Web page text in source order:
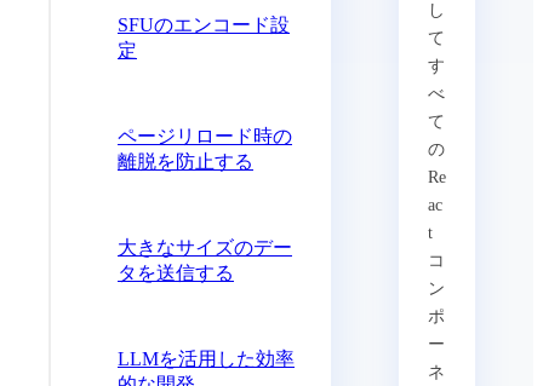
SFUのエンコード設
定
ページリロード時の
離脱を防止する
大きなサイズのデー
タを送信する
LLMを活用した効率
し
て
す
べ
て
の
Re
ac
t
コ
ン
ポ
ー
ネ